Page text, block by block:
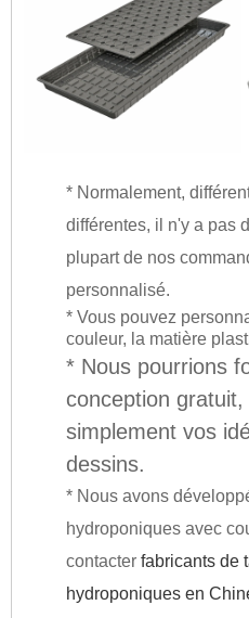
* Normalement,
différentes, il n'y a pas
plupart de nos
personnalisé.
* Vous pouvez
couleur, la matière
* Nous pourrions
conception
simplement vos
dessins.
* Nous avons
hydroponiques avec
contacter fabricants de
hydroponiques en